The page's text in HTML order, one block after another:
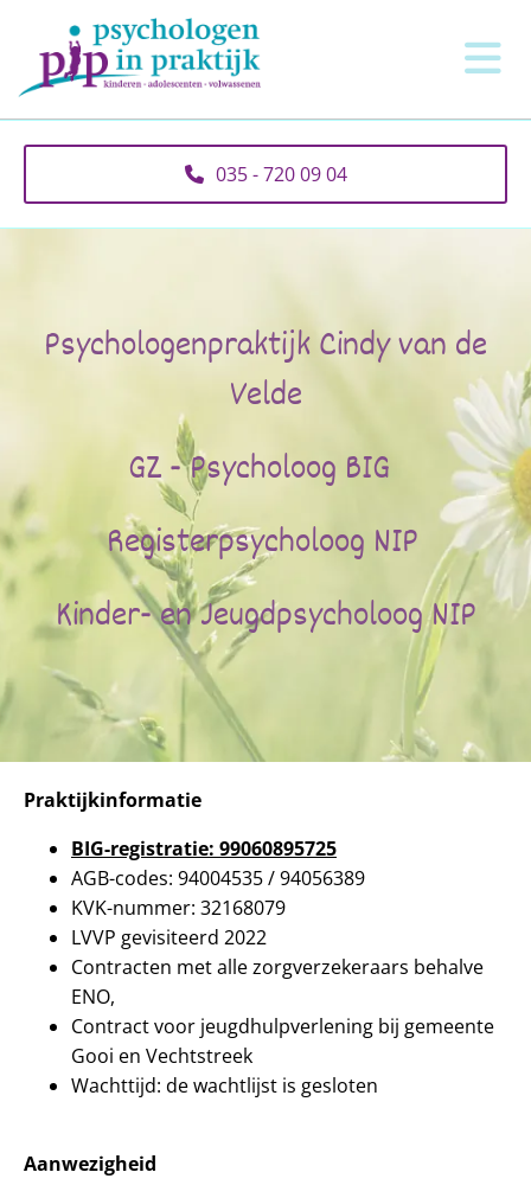
035 - 720 09 04
Psychologenpraktijk Cindy van de
Velde
GZ - Psycholoog BIG
Registerpsycholoog NIP
Kinder- en Jeugdpsycholoog NIP
Praktijkinformatie
BIG-registratie: 99060895725
AGB-codes: 94004535 / 94056389
KVK-nummer: 32168079
LVVP gevisiteerd 2022
Contracten met alle zorgverzekeraars behalve
ENO,
Contract voor jeugdhulpverlening bij gemeente
Gooi en Vechtstreek
Wachttijd: de wachtlijst is gesloten
Aanwezigheid